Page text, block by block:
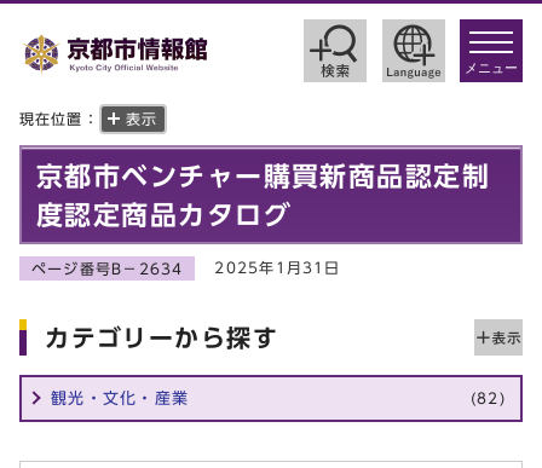
toggle
メニュー
現在位置： 表示
京都市ベンチャー購買新商品認定制
度認定商品カタログ
ページ番号B－2634 2025年1月31日
カテゴリーから探す
観光・文化・産業 (82)